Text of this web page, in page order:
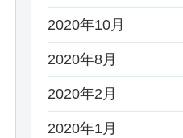
2020年10月
2020年8月
2020年2月
2020年1月